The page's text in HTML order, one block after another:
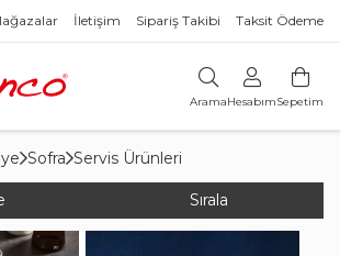
İletişim Sipariş Takibi Taksit Ödeme
AramaHesabımSepetim
Sofra Servis Ürünleri
Sırala